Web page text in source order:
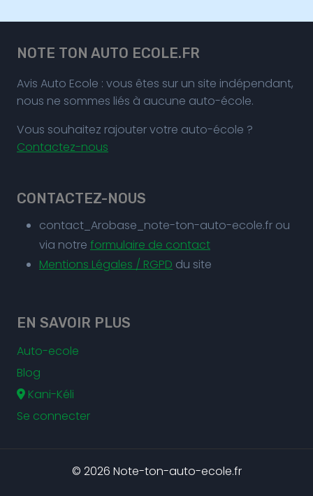
NOTE TON AUTO ECOLE.FR
Avis Auto Ecole : vous êtes sur un site indépendant,
nous ne sommes liés à aucune auto-école.
Vous souhaitez rajouter votre auto-école ?
Contactez-nous
CONTACTEZ-NOUS
contact_Arobase_note-ton-auto-ecole.fr ou
via notre formulaire de contact
Mentions Légales / RGPD du site
EN SAVOIR PLUS
Auto-ecole
Blog
Kani-Kéli
Se connecter
© 2026 Note-ton-auto-ecole.fr